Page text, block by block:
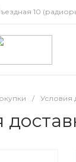
10
/ Условия